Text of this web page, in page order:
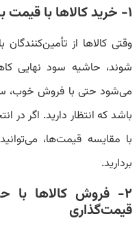
۱- خرید کالاها با قیمت بالا
وقتی کالاها از
شوند، حاشیه سود نهایی
می‌شود حتی با فروش خوب،
باشد که انتظار دارید. اگر
با مقایسه قیمت‌ها،
بردارید.
۲- فروش کالاها با
قیمت‌گذاری